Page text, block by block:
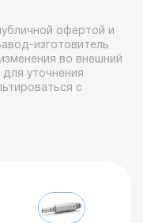
офертой и
изготовитель
во внешний
уточнения
с